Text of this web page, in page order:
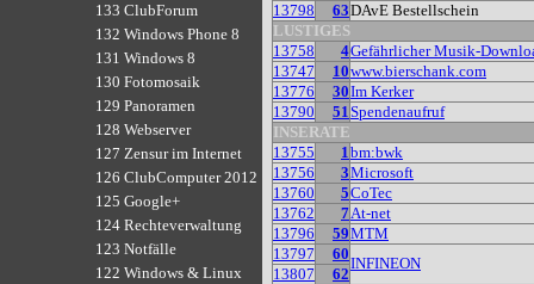
133 ClubForum
132 Windows Phone 8
131 Windows 8
130 Fotomosaik
129 Panoramen
128 Webserver
127 Zensur im Internet
126 ClubComputer 2012
125 Google+
124 Rechteverwaltung
123 Notfälle
122 Windows & Linux
13798
63DAvE Bestellschein
LUSTIGES
13758
4Gefährlicher Musik-
13747
10www.bierschank.com
13776
30Im Kerker
13790
51Spendenaufruf
INSERATE
13755
1bm:bwk
13756
3Microsoft
13760
5CoTec
13762
7At-net
13796
59MTM
13797
60
INFINEON
13807
62